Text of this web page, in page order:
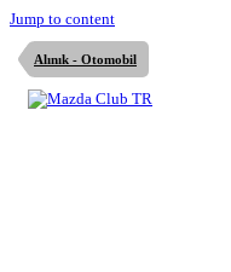
Jump to content
Alınık - Otomobil